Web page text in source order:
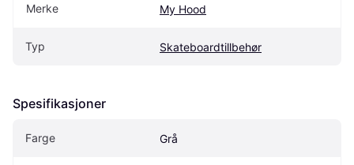
Merke My Hood
Typ Skateboardtillbehør
Spesifikasjoner
Farge Grå